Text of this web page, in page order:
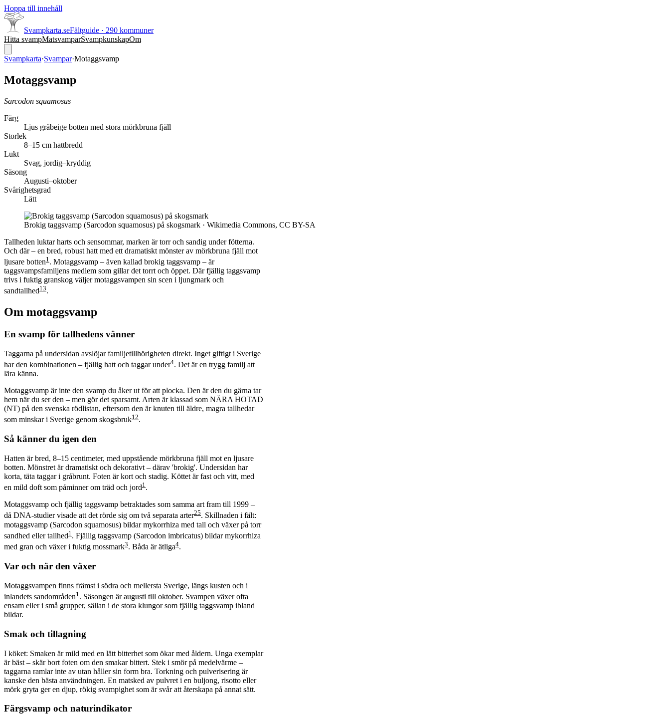
Hoppa till innehåll
Svampkarta.seFältguide · 290 kommuner
Hitta svampMatsvamparSvampkunskapOm
Svampkarta·Svampar·Motaggsvamp
Motaggsvamp
Sarcodon squamosus
Färg
Ljus gråbeige botten med stora mörkbruna fjäll
Storlek
8–15 cm hattbredd
Lukt
Svag, jordig–kryddig
Säsong
Augusti–oktober
Svårighetsgrad
Lätt
Brokig taggsvamp (Sarcodon squamosus) på skogsmark · Wikimedia Commons, CC BY-SA
Tallheden luktar harts och sensommar, marken är torr och sandig under fötterna.
Och där – en bred, robust hatt med ett dramatiskt mönster av mörkbruna fjäll mot
ljusare botten1 . Motaggsvamp – även kallad brokig taggsvamp – är
taggsvampsfamiljens medlem som gillar det torrt och öppet. Där fjällig taggsvamp
trivs i fuktig granskog väljer motaggsvampen sin scen i ljungmark och
sandtallhed13.
Om motaggsvamp
En svamp för tallhedens vänner
Taggarna på undersidan avslöjar familjetillhörigheten direkt. Inget giftigt i Sverige
har den kombinationen – fjällig hatt och taggar under4. Det är en trygg familj att
lära känna.
Motaggsvamp är inte den svamp du åker ut för att plocka. Den är den du gärna tar
hem när du ser den – men gör det sparsamt. Arten är klassad som NÄRA HOTAD
(NT) på den svenska rödlistan, eftersom den är knuten till äldre, magra tallhedar
som minskar i Sverige genom skogsbruk12.
Så känner du igen den
Hatten är bred, 8–15 centimeter, med uppstående mörkbruna fjäll mot en ljusare
botten. Mönstret är dramatiskt och dekorativt – därav 'brokig'. Undersidan har
korta, täta taggar i gråbrunt. Foten är kort och stadig. Köttet är fast och vitt, med
en mild doft som påminner om träd och jord1.
Motaggsvamp och fjällig taggsvamp betraktades som samma art fram till 1999 –
då DNA-studier visade att det rörde sig om två separata arter25. Skillnaden i fält:
motaggsvamp (Sarcodon squamosus) bildar mykorrhiza med tall och växer på torr
sandhed eller tallhed1 . Fjällig taggsvamp (Sarcodon imbricatus) bildar mykorrhiza
med gran och växer i fuktig mossmark3. Båda är ätliga4.
Var och när den växer
Motaggsvampen finns främst i södra och mellersta Sverige, längs kusten och i
inlandets sandområden1 . Säsongen är augusti till oktober. Svampen växer ofta
ensam eller i små grupper, sällan i de stora klungor som fjällig taggsvamp ibland
bildar.
Smak och tillagning
I köket: Smaken är mild med en lätt bitterhet som ökar med åldern. Unga exemplar
är bäst – skär bort foten om den smakar bittert. Stek i smör på medelvärme –
taggarna ramlar inte av utan håller sin form bra. Torkning och pulverisering är
kanske den bästa användningen. En matsked av pulvret i en buljong, risotto eller
mörk gryta ger en djup, rökig svampighet som är svår att återskapa på annat sätt.
Färgsvamp och naturindikator